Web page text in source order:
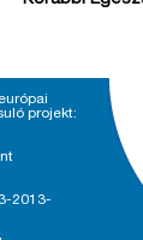
projekt:
2013-